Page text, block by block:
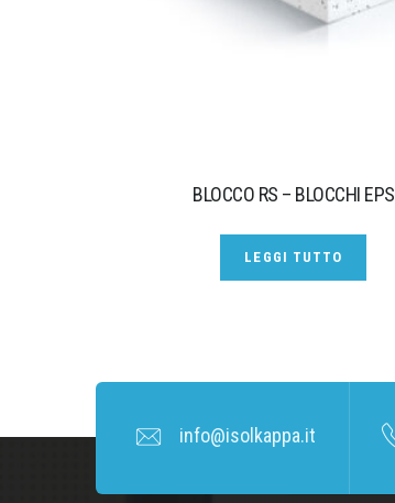
BLOCCO RS – BLOCCHI EPS
LEGGI TUTTO
info@isolkappa.it